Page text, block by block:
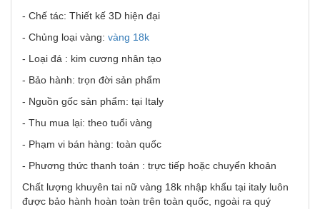
- Chế tác: Thiết kế 3D hiện đại
- Chủng loại vàng: vàng 18k
- Loại đá : kim cương nhân tạo
- Bảo hành: trọn đời sản phẩm
- Nguồn gốc sản phẩm: tại Italy
- Thu mua lại: theo tuổi vàng
- Phạm vi bán hàng: toàn quốc
- Phương thức thanh toán : trực tiếp hoặc chuyển khoản
Chất lượng khuyên tai nữ vàng 18k nhập khẩu tại italy luôn
được bảo hành hoàn toàn trên toàn quốc, ngoài ra quý